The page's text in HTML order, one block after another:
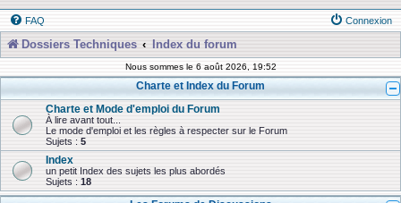
FAQ Connexion
Dossiers Techniques Index du forum
Nous sommes le 6 août 2026, 19:52
Charte et Index du Forum
Charte et Mode d'emploi du Forum
À lire avant tout...
Le mode d'emploi et les règles à respecter sur le Forum
Sujets : 5
Index
un petit Index des sujets les plus abordés
Sujets : 18